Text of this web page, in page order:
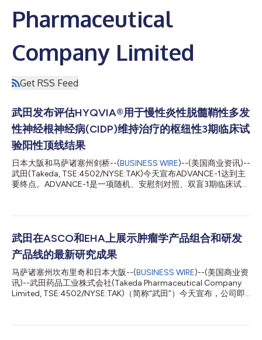
Pharmaceutical
Company Limited
Get RSS Feed
武田发布评估HYQVIA®用于慢性炎性脱髓鞘性多发
性神经根神经病(CIDP)维持治疗的枢纽性3期临床试
验阳性顶线结果
日本大阪和马萨诸塞州剑桥--(BUSINESS WIRE)--(美国商业资讯)--
武田(Takeda, TSE:4502/NYSE:TAK)今天宣布ADVANCE-1达到主
要终点。ADVANCE-1是一项随机、安慰剂对照、双盲3期临床试
治疗。顶线数据显示，HYQVIA维持治疗可减少CIDP的神经肌肉残
案的潜力提供了数据支持。该解决方案或可允许众多CIDP患者每月
输注一次。ADVANCE-1的分析正在进行中，公司预计在即将召开
的医学论坛上披露更多数据。 枢纽性ADVANCE-1临床试验评估
HYQVIA在132例成人CIDP患者中的有效性、安全性和耐受性。这
些患者在输注前接受静脉内免疫球蛋白(IVIG)治疗稳定给药方案至
少3个月。主要终点分析显示，按《炎性神经病病因和治疗量表》
(INCAT)，HYQVIA剂量和给药间隔与该患者既往IVIG相同时，其
武田在ASCO和EHA上展示肿瘤学产品组合和研发
产品线的最新研究成果
马萨诸塞州坎布里奇和日本大阪--(BUSINESS WIRE)--(美国商业资
讯)--武田药品工业株式会社(Takeda Pharmaceutical Company
Limited, TSE:4502/NYSE:TAK)（简称“武田”）今天宣布，公司即
6月9日至12日在奥地利维也纳举行的第30届欧洲血液学协会会议